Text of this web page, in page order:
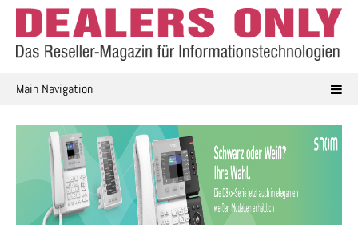
Skip
content
Main Navigation